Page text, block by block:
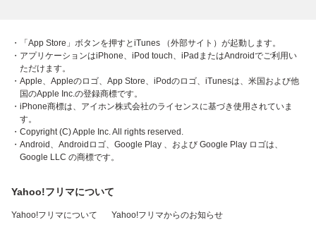
・「App Store」ボタンを押すとiTunes （外部サイト）が起動します。
・アプリケーションはiPhone、iPod touch、iPadまたはAndroidでご利用い
ただけます。
・Apple、Appleのロゴ、App Store、iPodのロゴ、iTunesは、米国および他
国のApple Inc.の登録商標です。
・iPhone商標は、アイホン株式会社のライセンスに基づき使用されていま
す。
・Copyright (C) Apple Inc. All rights reserved.
・Android、Androidロゴ、Google Play 、および Google Play ロゴは、
Google LLC の商標です。
Yahoo!フリマについて
Yahoo!フリマについて Yahoo!フリマからのお知らせ